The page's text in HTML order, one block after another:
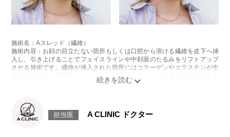
施術名：Aスレッド（繊維）
施術内容：お顔の目立たない箇所もしくは口腔から溶ける繊維を皮下へ挿
入し、引き上げることでフェイスラインや中顔面のたるみをリフトアップ
させる施術です。繊維が挿入された箇所にはコラーゲンやエラスチンが生
成されるため、長期的な美肌効果、肌質の改善効果、将来的なシワやたる
みの予防効果が期待できます。
とがございます。また、稀ではありますが、施術部位の細菌感染症、皮膚
のよれ、繊維の突出などが生じることがございます。化膿止め・痛み止め
担当医 A CLINIC ドクター